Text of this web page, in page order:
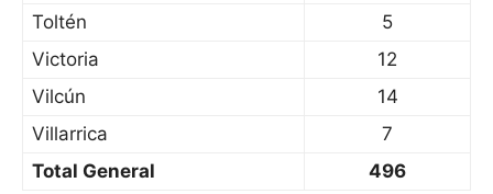
Toltén
5
Victoria
12
Vilcún
14
Villarrica
7
Total General
496